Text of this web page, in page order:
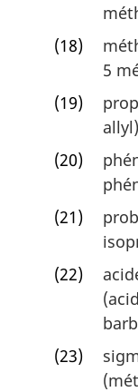
(18)
5
(19)
(20)
(21)
(22)
(23)